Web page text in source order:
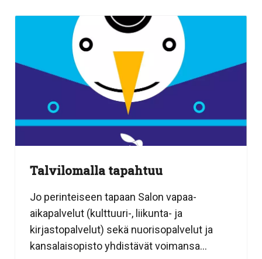
Talvilomalla tapahtuu
Jo perinteiseen tapaan Salon vapaa-
aikapalvelut (kulttuuri-, liikunta- ja
kirjastopalvelut) sekä nuorisopalvelut ja
kansalaisopisto yhdistävät voimansa...